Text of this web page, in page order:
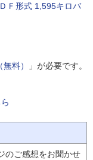
Ｆ形式 1,595キロバ
料） 」が必要です。
のご感想をお聞かせ